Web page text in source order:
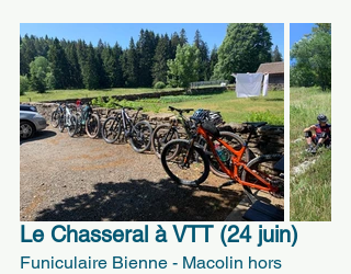
Le Chasseral à VTT (24 juin)
Funiculaire Bienne - Macolin hors